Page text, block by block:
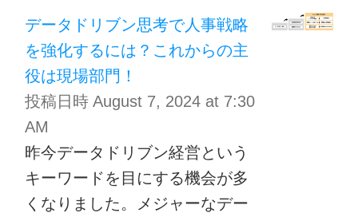
データドリブン思考で人事戦略
を強化するには？これからの主
役は現場部門！
投稿日時 August 7, 2024 at 7:30
AM
昨今データドリブン経営という
キーワードを目にする機会が多
くなりました。メジャーなデー